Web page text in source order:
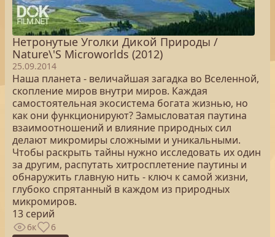
Нетронутые Уголки Дикой Природы /
Nature\'S Microworlds (2012)
25.09.2014
Наша планета - величайшая загадка во Вселенной,
скопление миров внутри миров. Каждая
самостоятельная экосистема богата жизнью, но
как они функционируют? Замысловатая паутина
взаимоотношений и влияние природных сил
делают микромиры сложными и уникальными.
Чтобы раскрыть тайны нужно исследовать их один
за другим, распутать хитросплетение паутины и
обнаружить главную нить - ключ к самой жизни,
глубоко спрятанный в каждом из природных
микромиров.
13 серий
6к 6